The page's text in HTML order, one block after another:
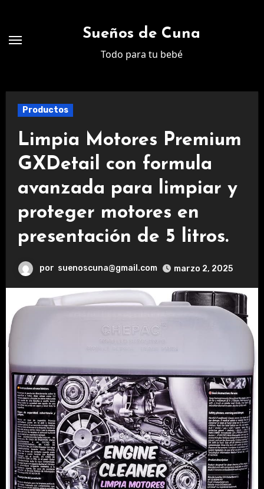
contenido
Sueños de Cuna
Todo para tu bebé
Productos
Limpia Motores Premium
GXDetail con formula
avanzada para limpiar y
proteger motores en
presentación de 5 litros.
por suenoscuna@gmail.com marzo 2, 2025